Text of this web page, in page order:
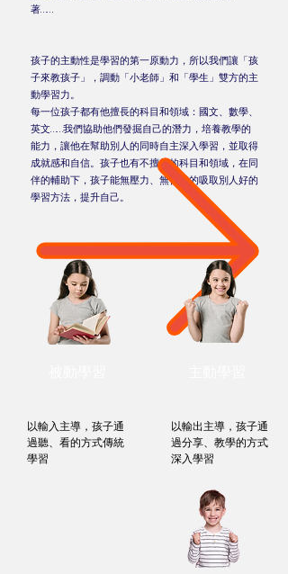
著……
孩子的主動性是學習的第一原動力，所以我們讓「孩
子來教孩子」，調動「小老師」和「學生」雙方的主
動學習力。
每一位孩子都有他擅長的科目和領域：國文、數學、
英文……我們協助他們發掘自己的潛力，培養教學的
能力，讓他在幫助別人的同時自主深入學習，並取得
成就感和自信。孩子也有不擅長的科目和領域，在同
伴的輔助下，孩子能無壓力、無代溝的吸取別人好的
學習方法，提升自己。
以輸入主導，孩子通
過聽、看的方式傳統
學習
以輸出主導，孩子通
過分享、教學的方式
深入學習